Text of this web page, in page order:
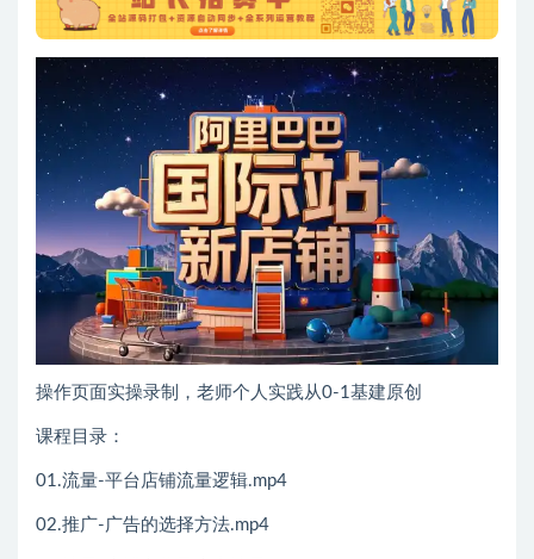
操作页面实操录制，老师个人实践从0-1基建原创
课程目录：
01.流量-平台店铺流量逻辑.mp4
02.推广-广告的选择方法.mp4